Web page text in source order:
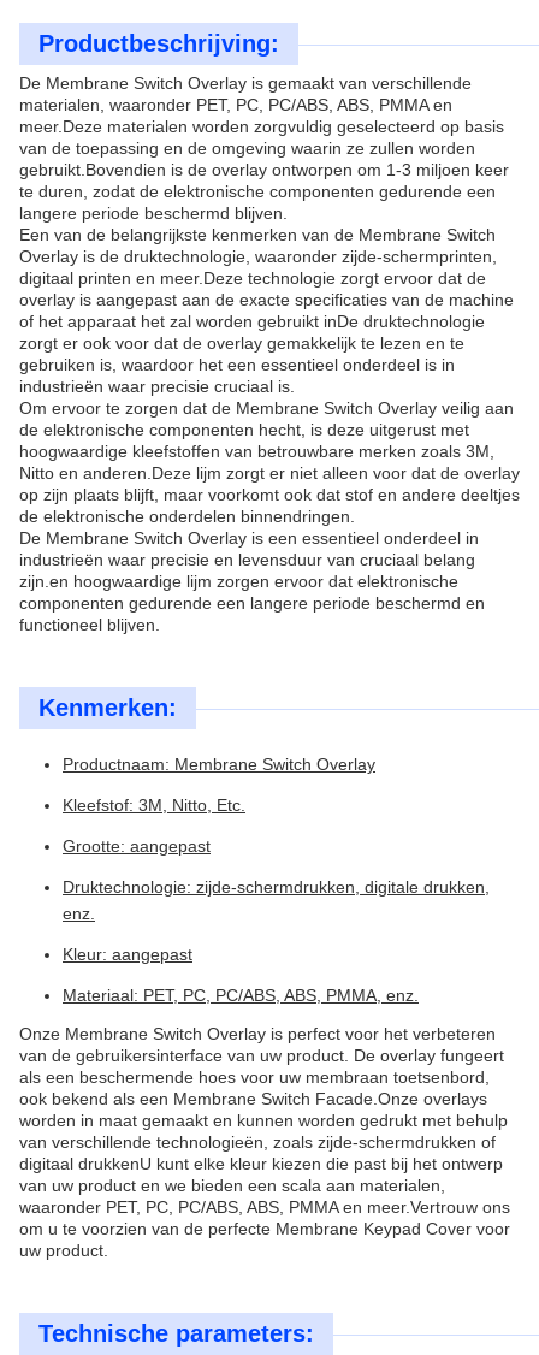
Productbeschrijving:
De Membrane Switch Overlay is gemaakt van verschillende
materialen, waaronder PET, PC, PC/ABS, ABS, PMMA en
meer.Deze materialen worden zorgvuldig geselecteerd op basis
van de toepassing en de omgeving waarin ze zullen worden
gebruikt.Bovendien is de overlay ontworpen om 1-3 miljoen keer
te duren, zodat de elektronische componenten gedurende een
langere periode beschermd blijven.
Een van de belangrijkste kenmerken van de Membrane Switch
Overlay is de druktechnologie, waaronder zijde-schermprinten,
digitaal printen en meer.Deze technologie zorgt ervoor dat de
overlay is aangepast aan de exacte specificaties van de machine
of het apparaat het zal worden gebruikt inDe druktechnologie
zorgt er ook voor dat de overlay gemakkelijk te lezen en te
gebruiken is, waardoor het een essentieel onderdeel is in
industrieën waar precisie cruciaal is.
Om ervoor te zorgen dat de Membrane Switch Overlay veilig aan
de elektronische componenten hecht, is deze uitgerust met
hoogwaardige kleefstoffen van betrouwbare merken zoals 3M,
Nitto en anderen.Deze lijm zorgt er niet alleen voor dat de overlay
op zijn plaats blijft, maar voorkomt ook dat stof en andere deeltjes
de elektronische onderdelen binnendringen.
De Membrane Switch Overlay is een essentieel onderdeel in
industrieën waar precisie en levensduur van cruciaal belang
zijn.en hoogwaardige lijm zorgen ervoor dat elektronische
componenten gedurende een langere periode beschermd en
functioneel blijven.
Kenmerken:
Productnaam: Membrane Switch Overlay
Kleefstof: 3M, Nitto, Etc.
Grootte: aangepast
Druktechnologie: zijde-schermdrukken, digitale drukken,
enz.
Kleur: aangepast
Materiaal: PET, PC, PC/ABS, ABS, PMMA, enz.
Onze Membrane Switch Overlay is perfect voor het verbeteren
van de gebruikersinterface van uw product. De overlay fungeert
als een beschermende hoes voor uw membraan toetsenbord,
ook bekend als een Membrane Switch Facade.Onze overlays
worden in maat gemaakt en kunnen worden gedrukt met behulp
van verschillende technologieën, zoals zijde-schermdrukken of
digitaal drukkenU kunt elke kleur kiezen die past bij het ontwerp
van uw product en we bieden een scala aan materialen,
waaronder PET, PC, PC/ABS, ABS, PMMA en meer.Vertrouw ons
om u te voorzien van de perfecte Membrane Keypad Cover voor
uw product.
Technische parameters: